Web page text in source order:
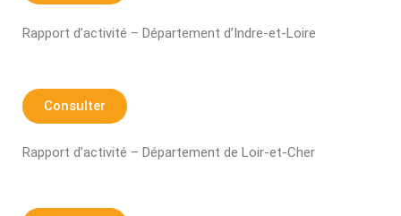
Rapport d’activité – Département d’Indre-et-Loire
Consulter
Rapport d’activité – Département de Loir-et-Cher